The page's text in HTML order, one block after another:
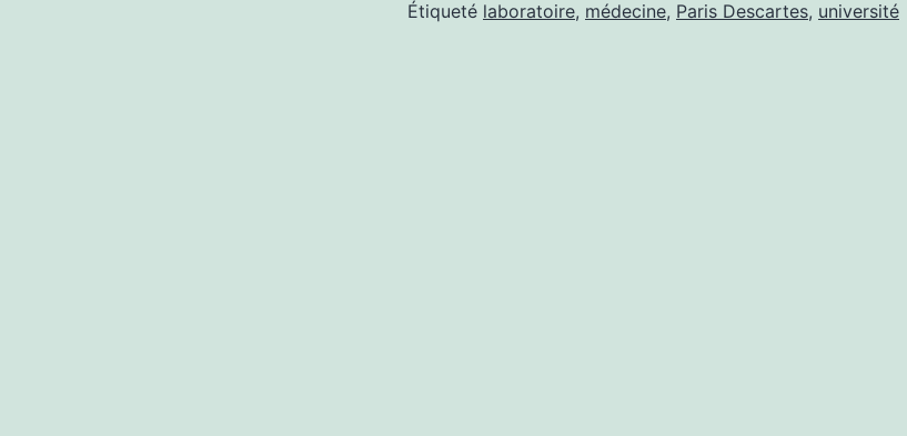
carrefour
Étiqueté laboratoire, médecine, Paris Descartes, université